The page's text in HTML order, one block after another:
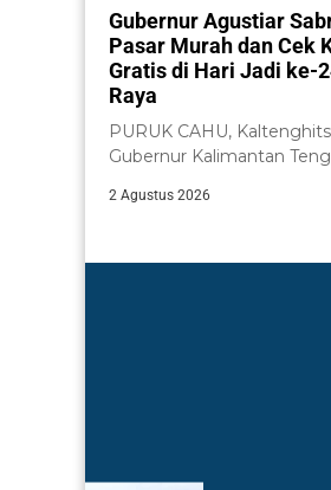
Gubernur Agustiar
Pasar Murah dan Cek
Gratis di Hari Jadi ke-
Raya
PURUK CAHU,
Gubernur Kalimantan
pelaksanaan...
2 Agustus 2026